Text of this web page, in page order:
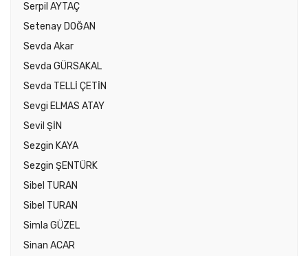
Serpil AYTAÇ
Setenay DOĞAN
Sevda Akar
Sevda GÜRSAKAL
Sevda TELLİ ÇETİN
Sevgi ELMAS ATAY
Sevil ŞİN
Sezgin KAYA
Sezgin ŞENTÜRK
Sibel TURAN
Sibel TURAN
Simla GÜZEL
Sinan ACAR